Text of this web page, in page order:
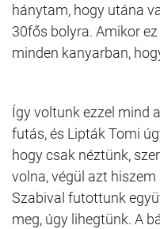
hánytam, hogy utána
30fős bolyra. Amikor
minden kanyarban,
Így voltunk ezzel mind
futás, és Lipták Tomi
hogy csak néztünk,
volna, végül azt
Szabival futottunk
meg, úgy lihegtünk. A